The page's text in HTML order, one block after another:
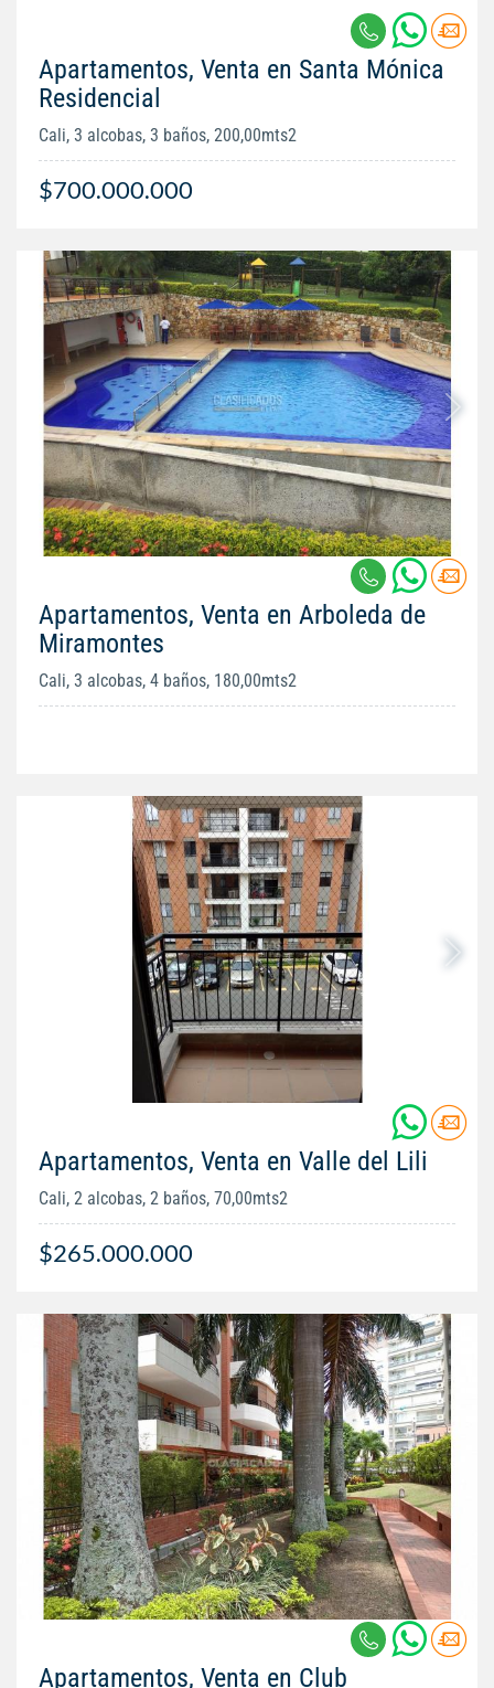
Apartamentos, Venta en Santa Mónica
Residencial
Cali, 3 alcobas, 3 baños, 200,00mts2
$700.000.000
Apartamentos, Venta en Arboleda de
Miramontes
Cali, 3 alcobas, 4 baños, 180,00mts2
Apartamentos, Venta en Valle del Lili
Cali, 2 alcobas, 2 baños, 70,00mts2
$265.000.000
Apartamentos, Venta en Club